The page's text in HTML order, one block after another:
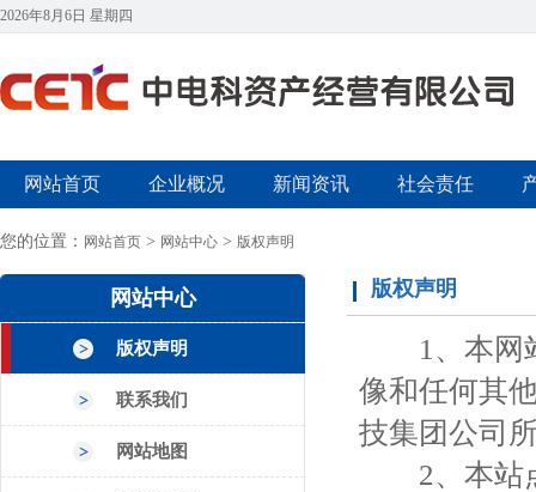
2026年8月6日 星期四
网站首页 企业概况 新闻资讯 社会责任
您的位置： 网站首页 > 网站中心 > 版权声明
网站中心
版权声明
联系我们
网站地图
版权声明
1、本网站
像和任何其
技集团公司
2、本站点